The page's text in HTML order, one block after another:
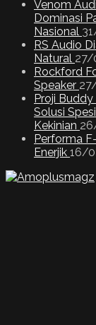
Venom
Dominasi
Nasional
RS Audio
Natural 27/
Rockford
Speaker
Proji
Solusi
Kekinian
Performa
Enerjik 16/